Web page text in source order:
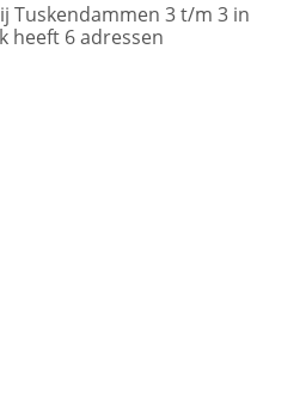
Tuskendammen 3 t/m 3 in
heeft 6 adressen